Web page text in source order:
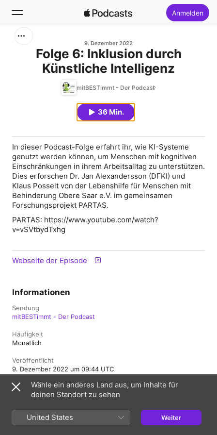
Anmelden
Startseite
9. Dezember 2022
Folge 6: Inklusion durch
Künstliche Intelligenz
mitBESTimmt - Der Podcast
36 Min.
In dieser Podcast-Folge erfahrt ihr, wie KI-Systeme
genutzt werden können, um Menschen mit kognitiven
Einschränkungen in ihrem Arbeitsalltag zu unterstützen.
Dies erforschen Dr. Jan Alexandersson (DFKI) und
Klaus Posselt von der Lebenshilfe für Menschen mit
Behinderung Obere Saar e.V. im gemeinsamen
Forschungsprojekt PARTAS.
PARTAS: https://www.youtube.com/watch?
v=vSVtbydTxhg
Webseite der Episode
Informationen
Sendung
mitBESTimmt - Der Podcast
Häufigkeit
Monatlich
Veröffentlicht
9. Dezember 2022 um 09:44 UTC
Länge
36 Min.
Folge
Wähle ein anderes Land aus, um Inhalte für
deinen Standort zu sehen
United States Weiter